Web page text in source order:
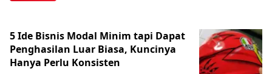
5 Ide Bisnis Modal Minim tapi Dapat
Penghasilan Luar Biasa, Kuncinya
Hanya Perlu Konsisten